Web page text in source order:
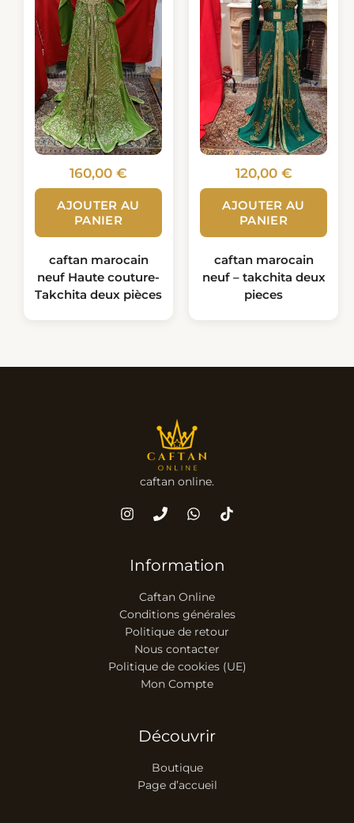
160,00 €
AJOUTER AU
PANIER
caftan marocain
neuf Haute couture-
Takchita deux pièces
120,00 €
AJOUTER AU
PANIER
caftan marocain
neuf – takchita deux
pieces
caftan online.
Information
Caftan Online
Conditions générales
Politique de retour
Nous contacter
Politique de cookies (UE)
Mon Compte
Découvrir
Boutique
Page d’accueil